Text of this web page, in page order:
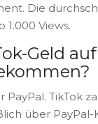
Die
1.000 Views.
Geld
TikTok
über PayPal-